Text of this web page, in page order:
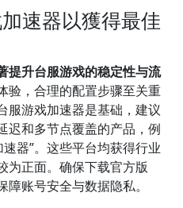
速器以獲得最佳
提升台服游戏的稳定性与流
验，合理的配置步骤至关重
服游戏加速器是基础，建议
迟和多节点覆盖的产品，例
器”。这些平台均获得行业
为正面。确保下载官方版
账号安全与数据隐私。